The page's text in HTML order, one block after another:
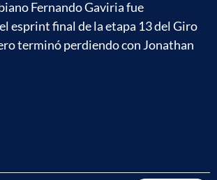
Fernando Gaviria fue
esprint final de la etapa 13 del Giro
terminó perdiendo con Jonathan